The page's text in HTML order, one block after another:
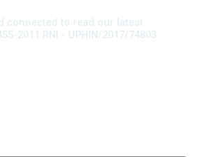
connected to read our latest
2011 RNI - UPHIN/2017/74803